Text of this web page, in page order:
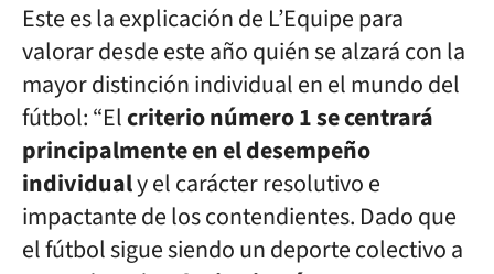
Este es la explicación de L’Equipe para
valorar desde este año quién se alzará con la
mayor distinción individual en el mundo del
fútbol: “Elcriterio número 1 se centrará
principalmente en el desempeño
individualy el carácter resolutivo e
impactante de los contendientes. Dado que
el fútbol sigue siendo un deporte colectivo a